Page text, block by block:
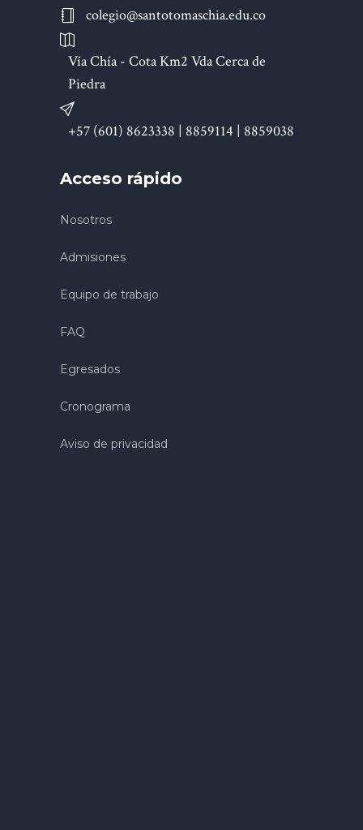
colegio@santotomaschia.edu.co
Vía Chía - Cota Km2 Vda Cerca de
Piedra
+57 (601) 8623338 | 8859114 | 8859038
Acceso rápido
Nosotros
Admisiones
Equipo de trabajo
FAQ
Egresados
Cronograma
Aviso de privacidad